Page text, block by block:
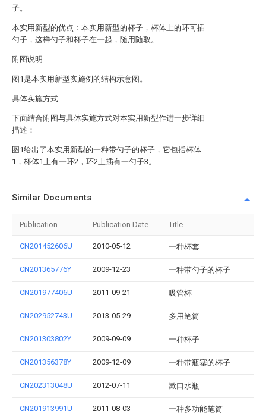
子。
本实用新型的优点：本实用新型的杯子，杯体上的环可插
勺子，这样勺子和杯子在一起，随用随取。
附图说明
图1是本实用新型实施例的结构示意图。
具体实施方式
下面结合附图与具体实施方式对本实用新型作进一步详细
描述：
图1给出了本实用新型的一种带勺子的杯子，它包括杯体
1，杯体1上有一环2，环2上插有一勺子3。
Similar Documents
Publication Publication Date Title
CN201452606U 2010-05-12 一种杯套
CN201365776Y 2009-12-23 一种带勺子的杯子
CN201977406U 2011-09-21 吸管杯
CN202952743U 2013-05-29 多用笔筒
CN201303802Y 2009-09-09 一种杯子
CN201356378Y 2009-12-09 一种带瓶塞的杯子
CN202313048U 2012-07-11 漱口水瓶
CN201913991U 2011-08-03 一种多功能笔筒